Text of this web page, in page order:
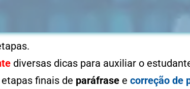
diversas dicas para auxiliar o
finais de paráfrase e correção de